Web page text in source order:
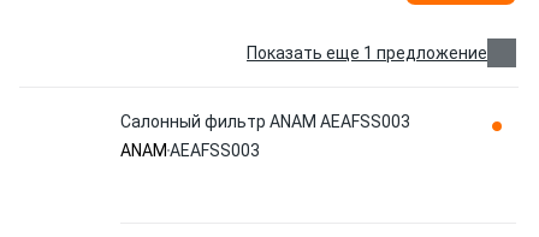
Показать еще 1 предложение
Салонный фильтр ANAM AEAFSS003
ANAM AEAFSS003